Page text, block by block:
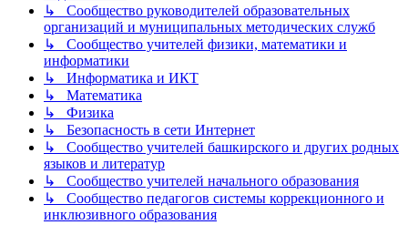
↳ Сообщество руководителей образовательных
организаций и муниципальных методических служб
↳ Сообщество учителей физики, математики и
информатики
↳ Информатика и ИКТ
↳ Математика
↳ Физика
↳ Безопасность в сети Интернет
↳ Сообщество учителей башкирского и других родных
языков и литератур
↳ Сообщество учителей начального образования
↳ Сообщество педагогов системы коррекционного и
инклюзивного образования